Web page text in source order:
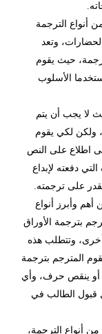
أنواع الترجمة
وتعد
حيث يقوم
الأسلوب
لا يجب أن يتم
ولكن لكي يقوم
اطلاع على النص
دفعته لإبداع
على ترجمته.
وأبرز أنواع
بترجمة الأوراق
أخرى، وتتطلب هذه
المترجم بترجمة
أو ينقص حرف، وأي
قبول الطالب في
أنواع الترجمة،